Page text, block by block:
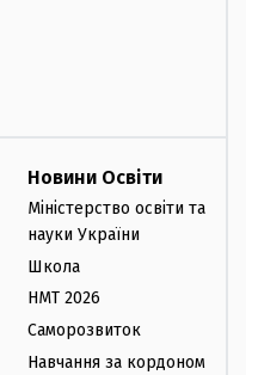
Новини Освіти
Міністерство освіти та
науки України
Школа
НМТ 2026
Саморозвиток
Навчання за кордоном